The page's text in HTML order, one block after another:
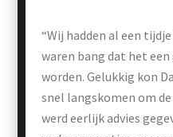
“Wij hadden al een
waren bang dat het
worden. Gelukkig kon
snel langskomen om
werd eerlijk advies